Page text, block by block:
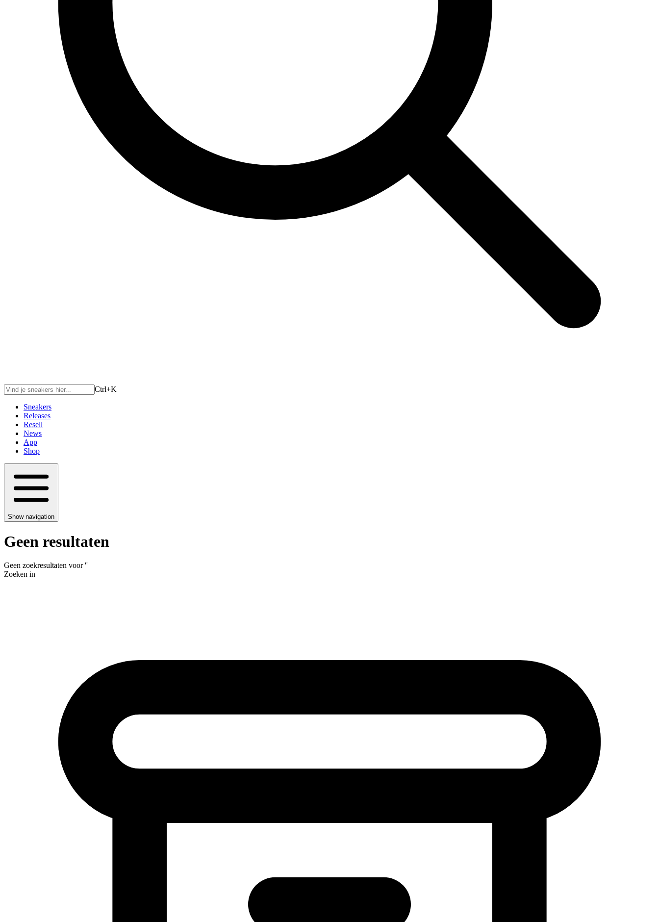
Ctrl+K
Sneakers
Releases
Resell
News
App
Shop
Show navigation
Geen resultaten
Geen zoekresultaten voor ''
Zoeken in